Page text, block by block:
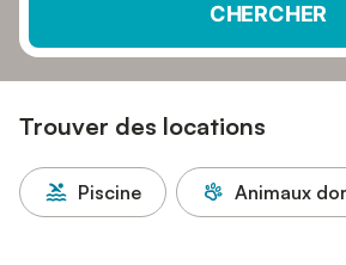
CHERCHER
Trouver des locations
Piscine Animaux